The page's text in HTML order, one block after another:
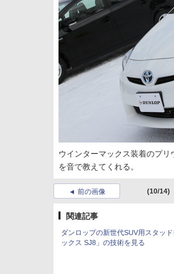
ウインターマックス装着のプ
を音で教えてくれる。
前の画像 (10/14)
関連記事
ダンロップの新世代SUV用スタッ
ックス SJ8」の技術を見る